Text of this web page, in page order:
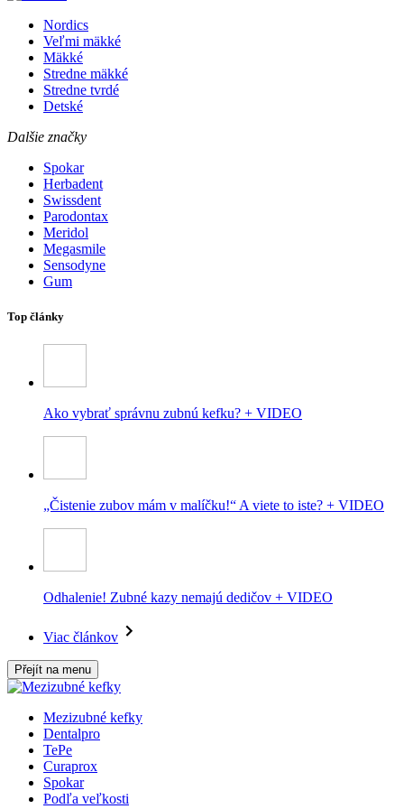
Nordics
Veľmi mäkké
Mäkké
Stredne mäkké
Stredne tvrdé
Detské
Dalšie značky
Spokar
Herbadent
Swissdent
Parodontax
Meridol
Megasmile
Sensodyne
Gum
Top články
Ako vybrať správnu zubnú kefku? + VIDEO
„Čistenie zubov mám v malíčku!“ A viete to iste? + VIDEO
Odhalenie! Zubné kazy nemajú dedičov + VIDEO
Viac článkov
Přejít na menu
Mezizubné kefky
Dentalpro
TePe
Curaprox
Spokar
Podľa veľkosti